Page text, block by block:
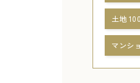
土地
マンシ